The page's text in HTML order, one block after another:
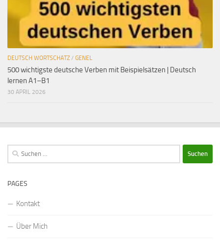
DEUTSCH WORTSCHATZ / GENEL
500 wichtigste deutsche Verben mit Beispielsätzen | Deutsch
lernen A1–B1
30 APRIL 2026
Suchen
nach:
PAGES
Kontakt
Über Mich